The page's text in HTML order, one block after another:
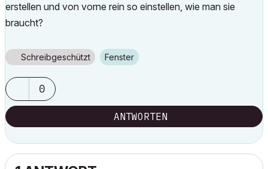
erstellen und von vorne rein so einstellen, wie man sie
braucht?
Schreibgeschützt Fenster
0
ANTWORTEN